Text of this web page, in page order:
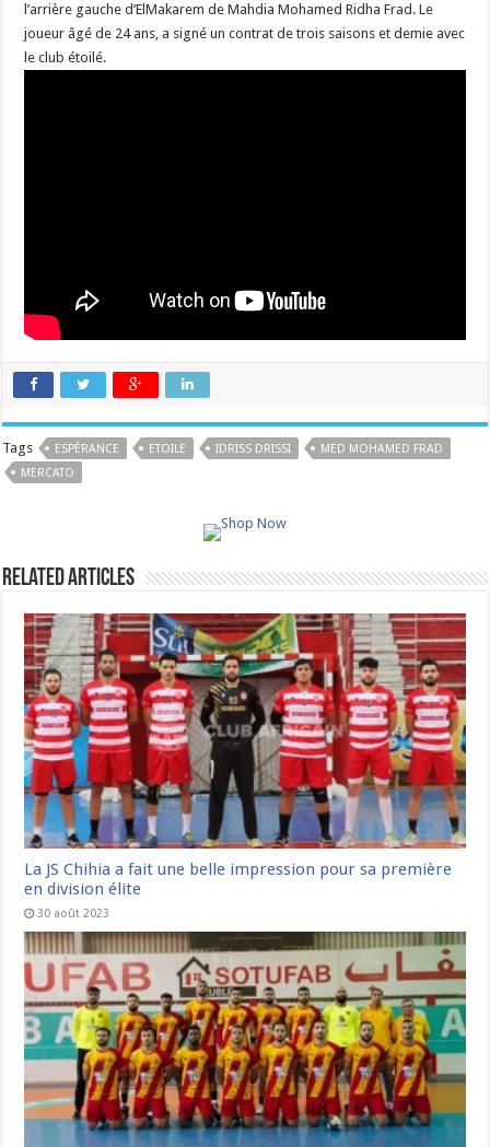
l’arrière gauche d’ElMakarem de Mahdia Mohamed Ridha Frad. Le
joueur âgé de 24 ans, a signé un contrat de trois saisons et demie avec
le club étoilé.
Tags ESPÉRANCE ETOILE IDRISS DRISSI
MED MOHAMED FRAD
MERCATO
Related Articles
La JS Chihia a fait une belle impression pour sa première
en division élite
30 août 2023